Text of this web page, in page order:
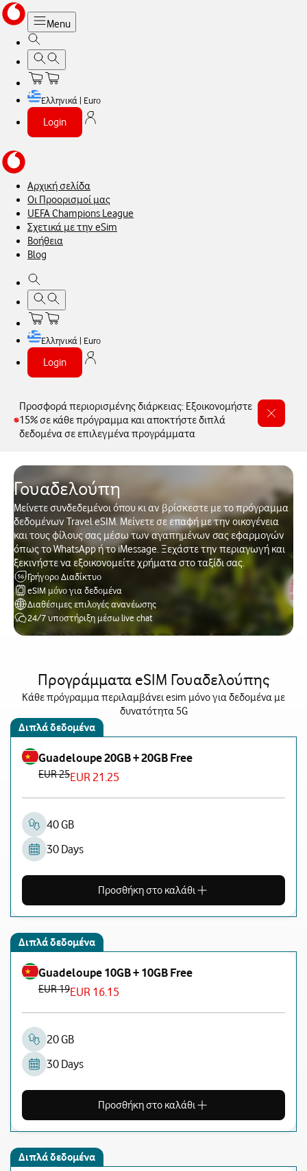
Menu
Ελληνικά | Euro
Login
Αρχική σελίδα
Οι Προορισμοί μας
UEFA Champions League
Σχετικά με την eSim
Βοήθεια
Blog
Ελληνικά | Euro
Login
Προσφορά περιορισμένης διάρκειας: Εξοικονομήστε
15% σε κάθε πρόγραμμα και αποκτήστε διπλά
δεδομένα σε επιλεγμένα προγράμματα
Γουαδελούπη
Μείνετε συνδεδεμένοι όπου κι αν βρίσκεστε με το πρόγραμμα
δεδομένων Travel eSIM. Μείνετε σε επαφή με την οικογένεια
και τους φίλους σας μέσω των αγαπημένων σας εφαρμογών
όπως το WhatsApp ή το iMessage. Ξεχάστε την περιαγωγή και
ξεκινήστε να εξοικονομείτε χρήματα στο ταξίδι σας.
Γρήγορο Διαδίκτυο
eSIM μόνο για δεδομένα
Διαθέσιμες επιλογές ανανέωσης
24/7 υποστήριξη μέσω live chat
Προγράμματα eSIM Γουαδελούπης
Κάθε πρόγραμμα περιλαμβάνει esim μόνο για δεδομένα με
δυνατότητα 5G
Διπλά δεδομένα
Guadeloupe 20GB + 20GB Free
EUR 25EUR 21.25
40 GB
30 Days
Προσθήκη στο καλάθι
Διπλά δεδομένα
Guadeloupe 10GB + 10GB Free
EUR 19EUR 16.15
20 GB
30 Days
Προσθήκη στο καλάθι
Διπλά δεδομένα